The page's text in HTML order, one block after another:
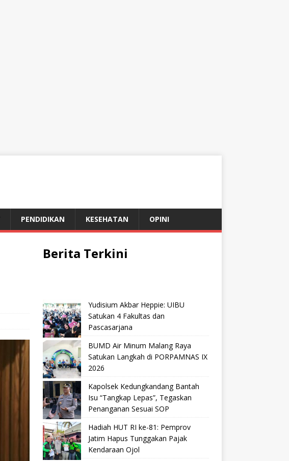
PENDIDIKAN KESEHATAN OPINI
Berita Terkini
Yudisium Akbar Heppie: UIBU
Satukan 4 Fakultas dan
Pascasarjana
BUMD Air Minum Malang Raya
Satukan Langkah di PORPAMNAS IX
2026
Kapolsek Kedungkandang Bantah
Isu “Tangkap Lepas”, Tegaskan
Penanganan Sesuai SOP
Hadiah HUT RI ke-81: Pemprov
Jatim Hapus Tunggakan Pajak
Kendaraan Ojol